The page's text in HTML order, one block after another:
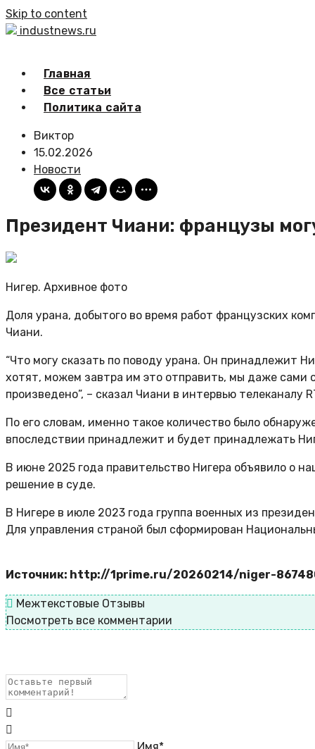
Skip to content
industnews.ru
Главная
Все статьи
Политика сайта
Виктор
15.02.2026
Новости
Президент Чиани: французы
Нигер. Архивное фото
Доля урана, добытого во время работ французских
Чиани.
“Что могу сказать по поводу урана. Он принадлежит
хотят, можем завтра им это отправить, мы даже сами
произведено”, – сказал Чиани в интервью телеканалу
По его словам, именно такое количество было
впоследствии принадлежит и будет принадлежать
В июне 2025 года правительство Нигера объявило о
решение в суде.
В Нигере в июле 2023 года группа военных из
Для управления страной был сформирован
Источник: http://1prime.ru/20260214/niger-
Межтекстовые Отзывы
Посмотреть все комментарии